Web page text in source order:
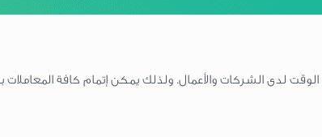
لدى الشركات والأعمال. ولذلك يمكن إتمام كافة المعاملات